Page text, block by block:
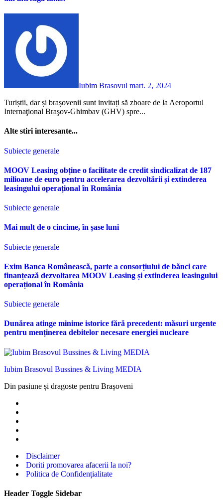
Iubim Brasovul mart. 2, 2024
Turiștii, dar și brașovenii sunt invitați să zboare de la Aeroportul
Internaţional Braşov-Ghimbav (GHV) spre...
Alte stiri interesante...
Subiecte generale
MOOV Leasing obține o facilitate de credit sindicalizat de 187
milioane de euro pentru accelerarea dezvoltării și extinderea
leasingului operațional în România
Subiecte generale
Mai mult de o cincime, în șase luni
Subiecte generale
Exim Banca Românească, parte a consorțiului de bănci care
finanțează dezvoltarea MOOV Leasing și extinderea leasingului
operațional în România
Subiecte generale
Dunărea atinge minime istorice fără precedent: măsuri urgente
pentru menținerea debitelor necesare energiei nucleare
Iubim Brasovul Bussines & Living MEDIA
Din pasiune și dragoste pentru Brașoveni
Disclaimer
Doriti promovarea afacerii la noi?
Politica de Confidențialitate
Header Toggle Sidebar